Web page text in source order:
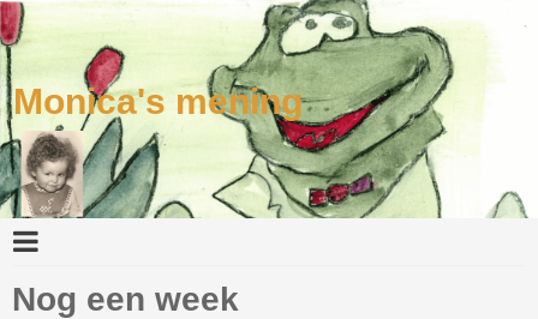
Monica's mening
Nog een week